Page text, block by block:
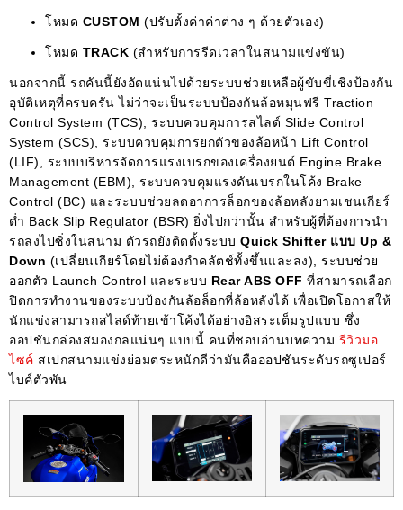
โหมด CUSTOM (ปรับตั้งค่าค่าต่าง ๆ ด้วยตัวเอง)
โหมด TRACK (สำหรับการรีดเวลาในสนามแข่งขัน)
นอกจากนี้ รถคันนี้ยังอัดแน่นไปด้วยระบบช่วยเหลือผู้ขับขี่เชิงป้องกัน
อุบัติเหตุที่ครบครัน ไม่ว่าจะเป็นระบบป้องกันล้อหมุนฟรี Traction
Control System (TCS), ระบบควบคุมการสไลด์ Slide Control
System (SCS), ระบบควบคุมการยกตัวของล้อหน้า Lift Control
(LIF), ระบบบริหารจัดการแรงเบรกของเครื่องยนต์ Engine Brake
Management (EBM), ระบบควบคุมแรงดันเบรกในโค้ง Brake
Control (BC) และระบบช่วยลดอาการล็อกของล้อหลังยามเชนเกียร์
ต่ำ Back Slip Regulator (BSR) ยิ่งไปกว่านั้น สำหรับผู้ที่ต้องการนำ
รถลงไปซิ่งในสนาม ตัวรถยังติดตั้งระบบ Quick Shifter แบบ Up &
Down (เปลี่ยนเกียร์โดยไม่ต้องกำคลัตช์ทั้งขึ้นและลง), ระบบช่วย
ออกตัว Launch Control และระบบ Rear ABS OFF ที่สามารถเลือก
ปิดการทำงานของระบบป้องกันล้อล็อกที่ล้อหลังได้ เพื่อเปิดโอกาสให้
นักแข่งสามารถสไลด์ท้ายเข้าโค้งได้อย่างอิสระเต็มรูปแบบ ซึ่ง
ออปชันกล่องสมองกลแน่นๆ แบบนี้ คนที่ชอบอ่านบทความ รีวิวมอ
ไซค์ สเปกสนามแข่งย่อมตระหนักดีว่ามันคือออปชันระดับรถซูเปอร์
ไบค์ตัวพัน